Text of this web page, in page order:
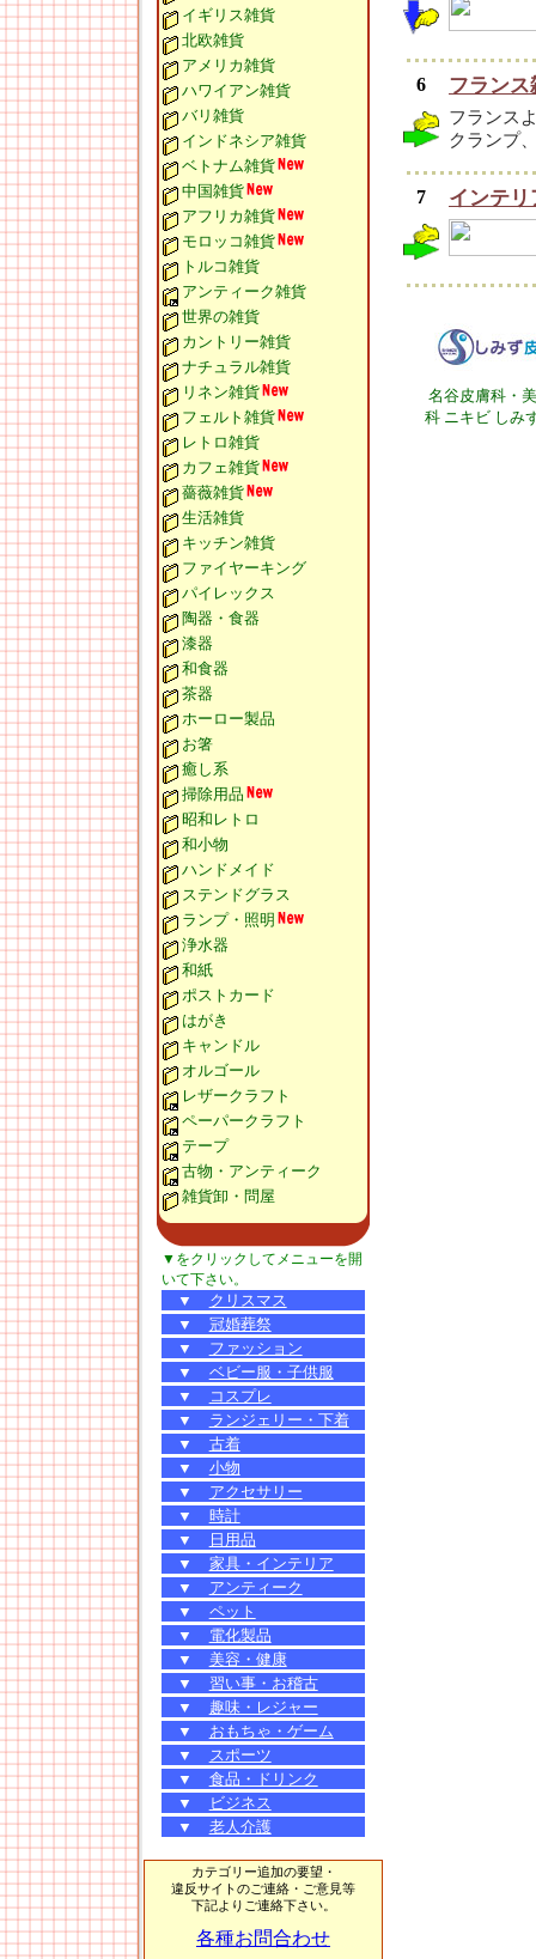
イギリス雑貨
北欧雑貨
アメリカ雑貨
ハワイアン雑貨
バリ雑貨
インドネシア雑貨
ベトナム雑貨
中国雑貨
アフリカ雑貨
モロッコ雑貨
トルコ雑貨
アンティーク雑貨
世界の雑貨
カントリー雑貨
ナチュラル雑貨
リネン雑貨
フェルト雑貨
レトロ雑貨
カフェ雑貨
薔薇雑貨
生活雑貨
キッチン雑貨
ファイヤーキング
パイレックス
陶器・食器
漆器
和食器
茶器
ホーロー製品
お箸
癒し系
掃除用品
昭和レトロ
和小物
ハンドメイド
ステンドグラス
ランプ・照明
浄水器
和紙
ポストカード
はがき
キャンドル
オルゴール
レザークラフト
ペーパークラフト
テープ
古物・アンティーク
雑貨卸・問屋
▼をクリックしてメニューを開
いて下さい。
▼
クリスマス
▼
冠婚葬祭
▼
ファッション
▼
ベビー服・子供服
▼
コスプレ
▼
ランジェリー・下着
▼
古着
▼
小物
▼
アクセサリー
▼
時計
▼
日用品
▼
家具・インテリア
▼
アンティーク
▼
ペット
▼
電化製品
▼
美容・健康
▼
習い事・お稽古
▼
趣味・レジャー
▼
おもちゃ・ゲーム
▼
スポーツ
▼
食品・ドリンク
▼
ビジネス
▼
老人介護
カテゴリー追加の要望・
違反サイトのご連絡・ご意見等
下記よりご連絡下さい。
各種お問合わせ
6 フラン
フランス
クランプ
7 インテ
名谷皮膚科・
科 ニキビ しみ